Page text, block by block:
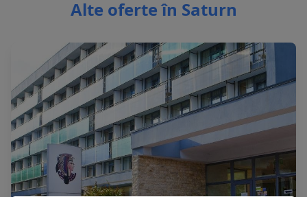
Alte oferte în Saturn